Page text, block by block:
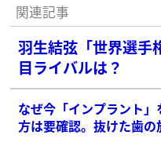
関連記事
羽生結弦「世界選手
目ライバルは？
なぜ今「インプラント
方は要確認。抜けた歯の